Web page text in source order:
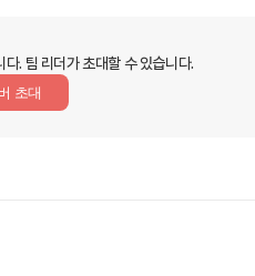
다. 팀 리더가 초대할 수 있습니다.
초대